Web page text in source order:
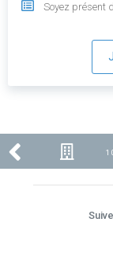
Soyez présent
1